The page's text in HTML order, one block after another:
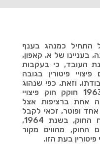
התחיל כמנהג בענף
בעניינו של א. קאפון,
העובד, כי בעקבות
פיטורין בגובה
וזאת, כפי שנהוג
בענף המנופקטורה. בשנת 1963 חוקק חוק פיצויי
אחת ברציפות אצל
ופוטר, זכאי לקבל
ממעסיקו פיצויי פיטורים. מכוח החוק, בשנת 1964,
החוק, מהווים מקור
פיטורין בעת הזו.